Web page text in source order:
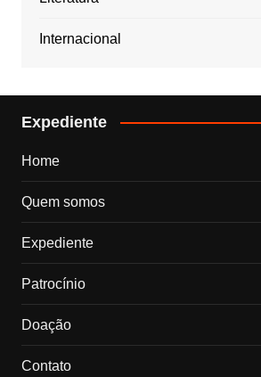
Internacional
Expediente
Home
Quem somos
Expediente
Patrocínio
Doação
Contato